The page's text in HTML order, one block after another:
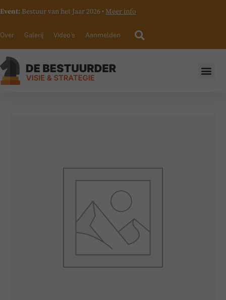
Event: Bestuur van het Jaar 2026 • Meer info
Over Galerij Video’s Aanmelden